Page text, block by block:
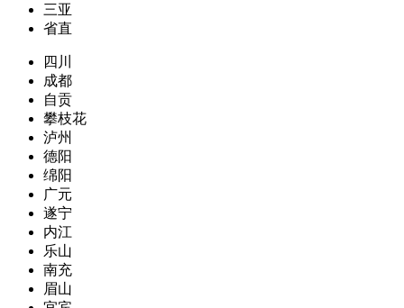
三亚
省直
四川
成都
自贡
攀枝花
泸州
德阳
绵阳
广元
遂宁
内江
乐山
南充
眉山